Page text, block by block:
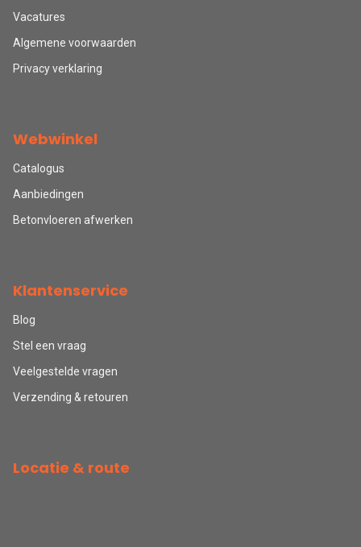
Vacatures
Algemene voorwaarden
Privacy verklaring
Webwinkel
Catalogus
Aanbiedingen
Betonvloeren afwerken
Klantenservice
Blog
Stel een vraag
Veelgestelde vragen
Verzending & retouren
Locatie & route